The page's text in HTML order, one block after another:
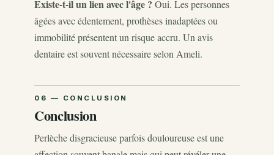
Existe-t-il un lien avec l'âge ? Oui. Les personnes
âgées avec édentement, prothèses inadaptées ou
immobilité présentent un risque accru. Un avis
dentaire est souvent nécessaire selon Ameli.
Conclusion
Perlèche disgracieuse parfois douloureuse est une